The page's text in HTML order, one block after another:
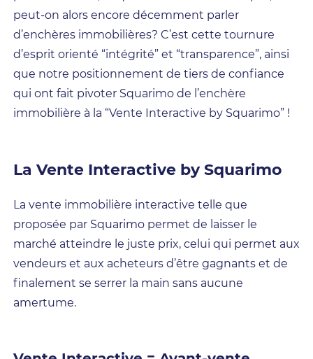
peut-on alors encore décemment parler
d’enchères immobilières? C’est cette tournure
d’esprit orienté “intégrité” et “transparence”, ainsi
que notre positionnement de tiers de confiance
qui ont fait pivoter Squarimo de l’enchère
immobilière à la “Vente Interactive by Squarimo” !
La Vente Interactive by Squarimo
La vente immobilière interactive telle que
proposée par Squarimo permet de laisser le
marché atteindre le juste prix, celui qui permet aux
vendeurs et aux acheteurs d’être gagnants et de
finalement se serrer la main sans aucune
amertume.